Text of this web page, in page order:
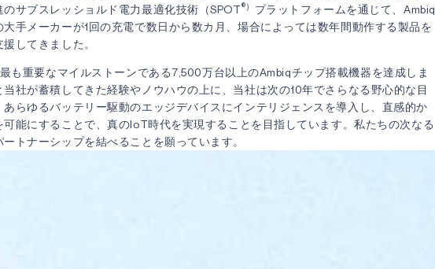
のサブスレッショルド電力最適化技術（SPOT®）
プラットフォームを通じて、Ambiq
大手メーカーが1回の充電で数日から数カ月、場合によっては数年間動作する製品を
してきました。
も重要なマイルストーンである7,500万台以上のAmbiqチップ搭載機器を達成しま
当社が蓄積してきた経験やノウハウの上に、当社は次の10年でさらなる野心的な目
らゆるバッテリー駆動のエッジデバイスにインテリジェンスを導入し、直感的か
可能にすることで、真のIoT時代を実現することを目指しています。私たちの次なる
トナーシップを結べることを願っています。